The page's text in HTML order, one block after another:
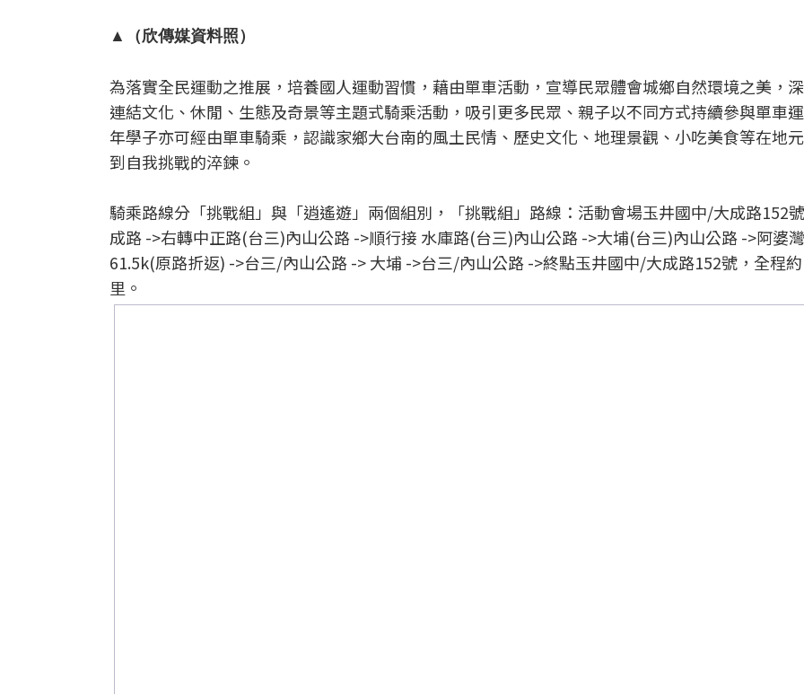
▲（欣傳媒資料照）
為落實全民運動之推展，培養國人運動習慣，藉由單車活動，宣導民眾體會城鄉自然環境之美，
連結文化、休閒、生態及奇景等主題式騎乘活動，吸引更多民眾、親子以不同方式持續參與單車
年學子亦可經由單車騎乘，認識家鄉大台南的風土民情、歷史文化、地理景觀、小吃美食等在地
到自我挑戰的淬鍊。
騎乘路線分「挑戰組」與「逍遙遊」兩個組別，「挑戰組」路線：活動會場玉井國中/大成路152
成路 ->右轉中正路(台三)內山公路 ->順行接 水庫路(台三)內山公路 ->大埔(台三)內山公路 ->阿婆
61.5k(原路折返) ->台三/內山公路 -> 大埔 ->台三/內山公路 ->終點玉井國中/大成路152號，全程
里。